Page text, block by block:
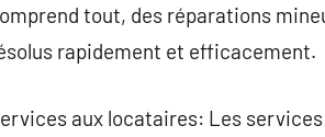
tout, des réparations
rapidement et efficacement.
aux locataires: Les